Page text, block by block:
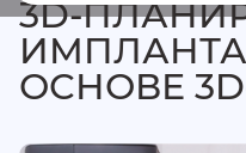
3D-
ОСНОВЕ